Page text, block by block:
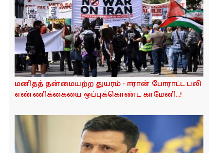
மனிதத் தன்மையற்ற துயரம் - ஈரான் போராட்ட பலி
எண்ணிக்கையை ஒப்புக்கொண்ட காமேனி...!